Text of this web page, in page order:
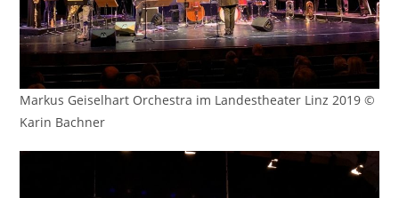
Markus Geiselhart Orchestra im Landestheater Linz 2019 ©
Karin Bachner